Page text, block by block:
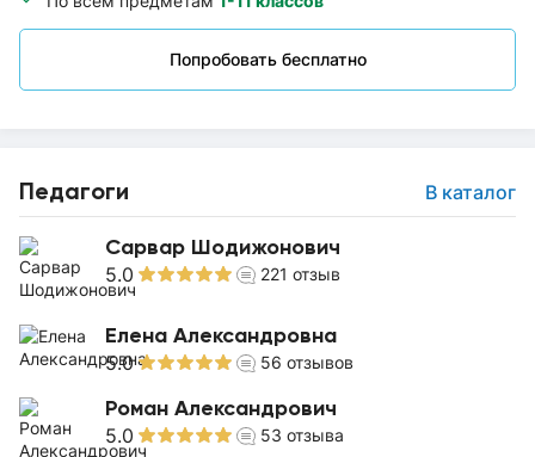
Попробовать бесплатно
Педагоги В каталог
Сарвар Шодижонович
5.0 221 отзыв
Елена Александровна
5.0 56 отзывов
Роман Александрович
5.0 53 отзыва